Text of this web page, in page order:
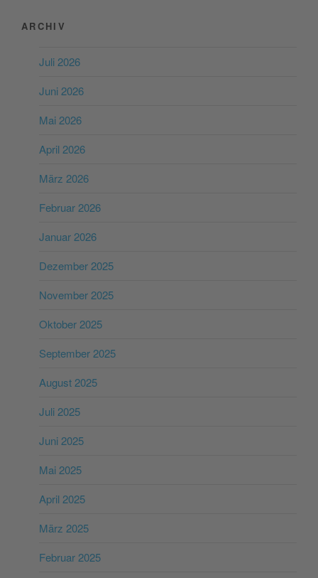
ARCHIV
Juli 2026
Juni 2026
Mai 2026
April 2026
März 2026
Februar 2026
Januar 2026
Dezember 2025
November 2025
Oktober 2025
September 2025
August 2025
Juli 2025
Juni 2025
Mai 2025
April 2025
März 2025
Februar 2025